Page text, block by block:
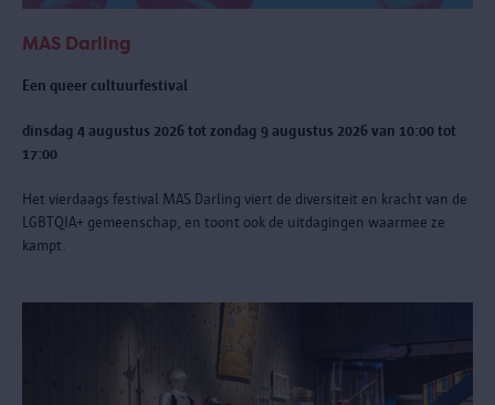
MAS Darling
Een queer cultuurfestival
dinsdag 4 augustus 2026 tot zondag 9 augustus 2026 van 10:00 tot
17:00
Het vierdaags festival MAS Darling viert de diversiteit en kracht van de
LGBTQIA+ gemeenschap, en toont ook de uitdagingen waarmee ze
kampt.